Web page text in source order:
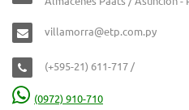
villamorra@etp.com.py
(+595-21) 611-717 /
(0972) 910-710